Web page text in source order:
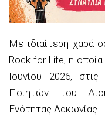
Με ιδιαίτερη χαρά
Rock for Life, η οποία
Ιουνίου 2026,
Ποιητών του
Ενότητας Λακωνίας.